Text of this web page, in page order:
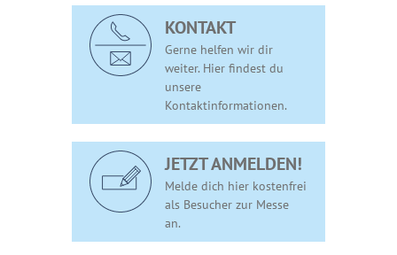
KONTAKT
Gerne helfen wir dir
weiter. Hier findest du
unsere
Kontaktinformationen.
JETZT ANMELDEN!
Melde dich hier kostenfrei
als Besucher zur Messe
an.